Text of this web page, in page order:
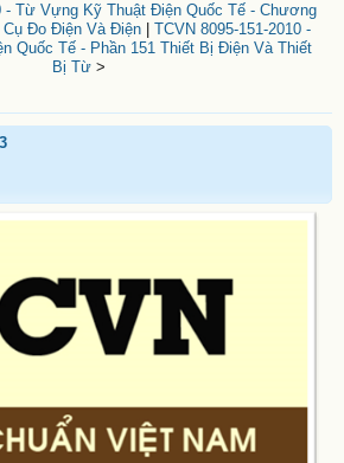
- Từ Vựng Kỹ Thuật Điện Quốc Tế - Chương
Cụ Đo Điện Và Điện
TCVN 8095-151-2010 -
Quốc Tế - Phần 151 Thiết Bị Điện Và Thiết
Bị Từ>